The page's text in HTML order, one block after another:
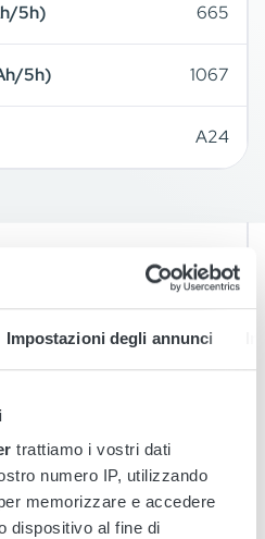
Impostazioni degli annunci
trattiamo i vostri dati
numero IP, utilizzando
memorizzare e accedere
dispositivo al fine di
5h) 665
5h) 1067
A24